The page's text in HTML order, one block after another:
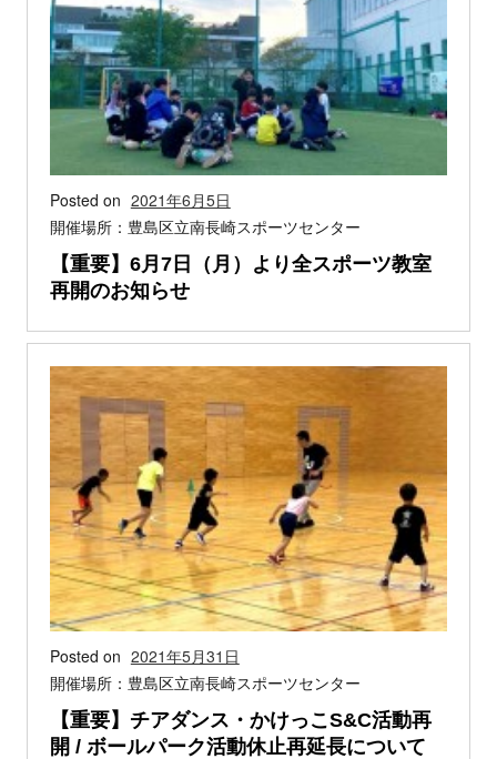
Posted on 2021年6月5日
開催場所：豊島区立南長崎スポーツセンター
【重要】6月7日（月）より全スポーツ教室
再開のお知らせ
Posted on 2021年5月31日
開催場所：豊島区立南長崎スポーツセンター
【重要】チアダンス・かけっこS&C活動再
開 / ボールパーク活動休止再延長について